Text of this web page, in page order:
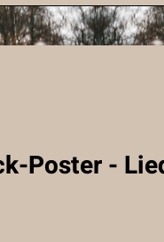
Poster -